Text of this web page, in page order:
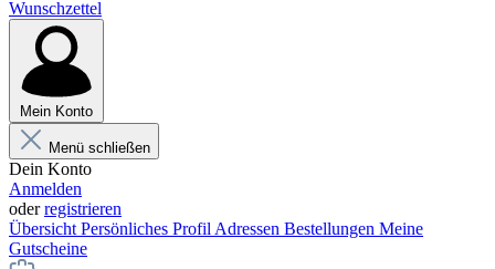
Wunschzettel
Mein Konto
Menü schließen
Dein Konto
Anmelden
oderregistrieren
Übersicht Persönliches Profil Adressen Bestellungen Meine
Gutscheine